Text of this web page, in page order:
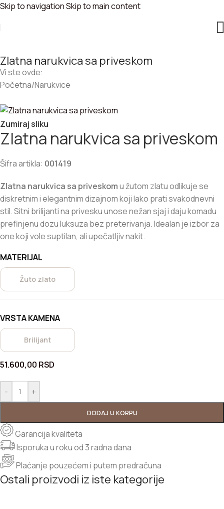
Skip to navigationSkip to main content
Zlatna narukvica sa priveskom
Vi ste ovde:
Početna/Narukvice
Zumiraj sliku
Zlatna narukvica sa priveskom
Šifra artikla: 001419
Zlatna narukvica sa priveskomu žutom zlatu odlikuje se
diskretnim i elegantnim dizajnom koji lako prati svakodnevni
stil. Sitni brilijanti na privesku unose nežan sjaj i daju komadu
prefinjenu dozu luksuza bez preterivanja. Idealan je izbor za
one koji vole suptilan, ali upečatljiv nakit.
MATERIJAL
Žuto zlato
VRSTA KAMENA
Brilijant
51.600,00 RSD
- +
DODAJ U KORPU
Garancija kvaliteta
Isporuka u roku od 3 radna dana
Plaćanje pouzećem i putem predračuna
Ostali proizvodi iz iste kategorije